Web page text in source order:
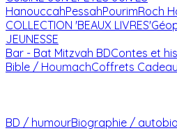
HanouccahPessahPourimRoch
COLLECTION 'BEAUX LIVRES'
JEUNESSE
Bar - Bat Mitzvah BDContes et
Bible / HoumachCoffrets
BD / humourBiographie /